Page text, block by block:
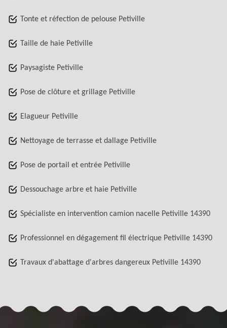
Tonte et réfection de pelouse Petiville
Taille de haie Petiville
Paysagiste Petiville
Pose de clôture et grillage Petiville
Elagueur Petiville
Nettoyage de terrasse et dallage Petiville
Pose de portail et entrée Petiville
Dessouchage arbre et haie Petiville
Spécialiste en intervention camion nacelle Petiville 14390
Professionnel en dégagement fil électrique Petiville 14390
Travaux d'abattage d'arbres dangereux Petiville 14390